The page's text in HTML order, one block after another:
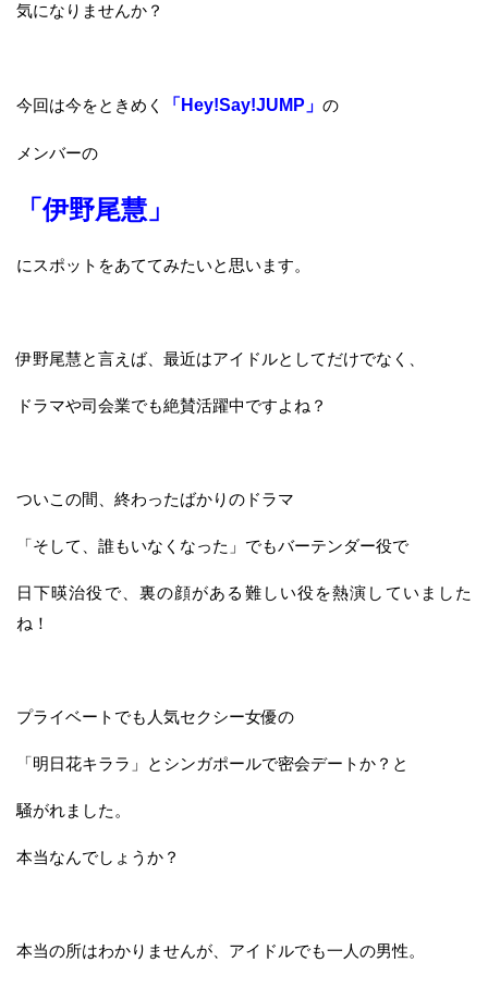
気になりませんか？
今回は今をときめく 「Hey!Say!JUMP」 の
メンバーの
「伊野尾慧」
にスポットをあててみたいと思います。
伊野尾慧と言えば、最近はアイドルとしてだけでなく、
ドラマや司会業でも絶賛活躍中ですよね？
ついこの間、終わったばかりのドラマ
「そして、誰もいなくなった」でもバーテンダー役で
日下暎治役で、裏の顔がある難しい役を熱演していました
ね！
プライベートでも人気セクシー女優の
「明日花キララ」とシンガポールで密会デートか？と
騒がれました。
本当なんでしょうか？
本当の所はわかりませんが、アイドルでも一人の男性。